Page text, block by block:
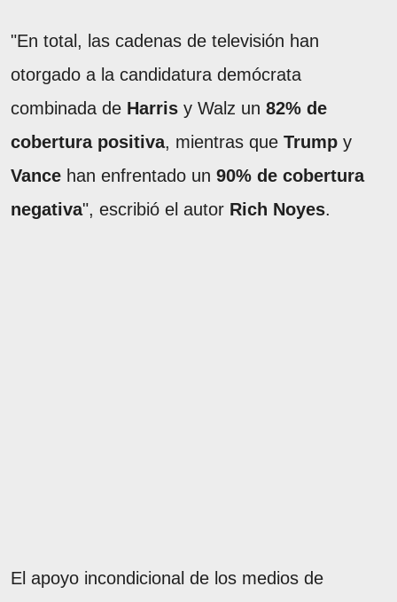
"En total, las cadenas de televisión han
otorgado a la candidatura demócrata
combinada de Harris y Walz un 82% de
cobertura positiva, mientras que Trump y
Vance han enfrentado un 90% de cobertura
negativa", escribió el autor Rich Noyes.
El apoyo incondicional de los medios de